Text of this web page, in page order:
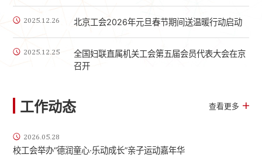
2025.12.26 北京工会2026年元旦春节期间送温暖行动启动
2025.12.25
全国妇联直属机关工会第五届会员代表大会在京
召开
工作动态 查看更多
2026.05.28
校工会举办“德润童心·乐动成长”亲子运动嘉年华